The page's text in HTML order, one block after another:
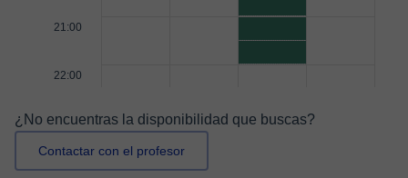
21:00
22:00
¿No encuentras la disponibilidad que buscas?
Contactar con el profesor